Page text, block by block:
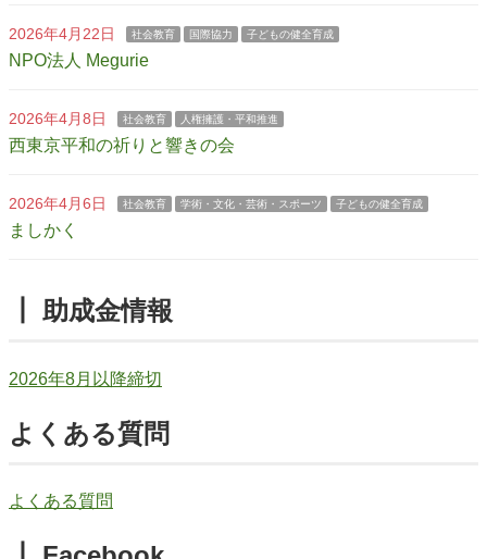
2026年4月22日 社会教育 国際協力 子どもの健全育成
NPO法人 Megurie
2026年4月8日 社会教育 人権擁護・平和推進
西東京平和の祈りと響きの会
2026年4月6日 社会教育 学術・文化・芸術・スポーツ 子どもの健全育成
ましかく
┃ 助成金情報
2026年8月以降締切
よくある質問
よくある質問